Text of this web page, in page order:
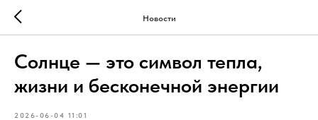
Новости
Солнце — это символ тепла,
жизни и бесконечной энергии
2026-06-04 11:01